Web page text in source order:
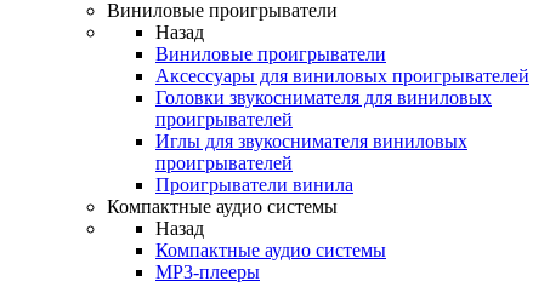
Виниловые проигрыватели
Назад
Виниловые проигрыватели
Аксессуары для виниловых проигрывателей
Головки звукоснимателя для виниловых
проигрывателей
Иглы для звукоснимателя виниловых
проигрывателей
Проигрыватели винила
Компактные аудио системы
Назад
Компактные аудио системы
MP3-плееры